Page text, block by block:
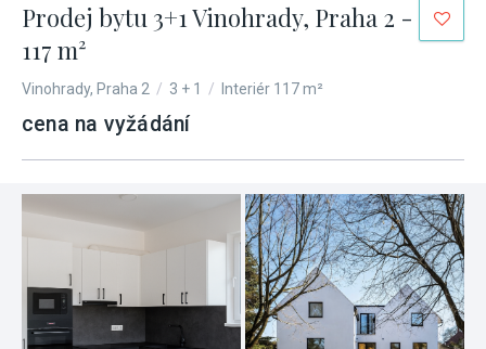
Prodej bytu 3+1 Vinohrady, Praha 2 -
117 m²
Vinohrady, Praha 2 / 3 + 1 / Interiér 117 m²
cena na vyžádání